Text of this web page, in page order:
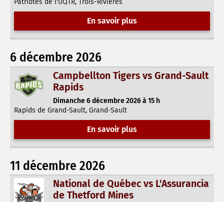
Patriotes de l'UQTR, Trois-Rivières
En savoir plus
6 décembre 2026
Campbellton Tigers vs Grand-Sault
Rapids
Dimanche 6 décembre 2026 à 15 h
Rapids de Grand-Sault, Grand-Sault
En savoir plus
11 décembre 2026
National de Québec vs L'Assurancia
de Thetford Mines